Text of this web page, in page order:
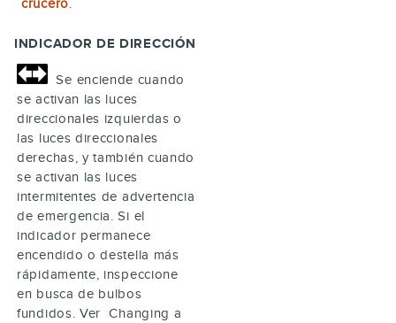
crucero.
INDICADOR DE DIRECCIÓN
Se enciende cuando
se activan las luces
direccionales izquierdas o
las luces direccionales
derechas, y también cuando
se activan las luces
intermitentes de advertencia
de emergencia. Si el
indicador permanece
encendido o destella más
rápidamente, inspeccione
en busca de bulbos
fundidos. Ver Changing a